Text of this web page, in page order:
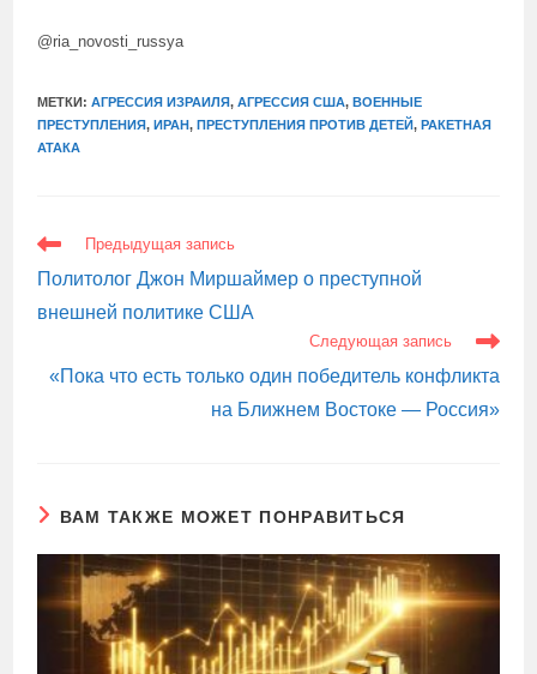
@ria_novosti_russya
МЕТКИ:АГРЕССИЯ ИЗРАИЛЯ, АГРЕССИЯ США, ВОЕННЫЕ
ПРЕСТУПЛЕНИЯ, ИРАН, ПРЕСТУПЛЕНИЯ ПРОТИВ ДЕТЕЙ, РАКЕТНАЯ
АТАКА
ЕЩЕ
СТАТЬИ
Предыдущая запись
Политолог Джон Миршаймер о преступной
внешней политике США
Следующая запись
«Пока что есть только один победитель конфликта
на Ближнем Востоке — Россия»
ВАМ ТАКЖЕ МОЖЕТ ПОНРАВИТЬСЯ